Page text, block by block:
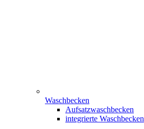
Waschbecken
Aufsatzwaschbecken
integrierte Waschbecken